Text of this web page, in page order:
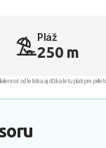
Pláž
250 m
od letiska aj dľžka letu platí pre